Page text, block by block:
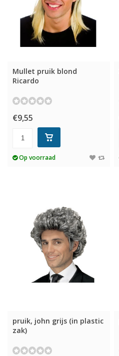
Mullet pruik blond
Ricardo
€9,55
Op voorraad
pruik, john grijs (in plastic
zak)